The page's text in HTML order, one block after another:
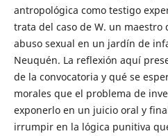
antropológica como testigo
trata del caso de W. un maestro
abuso sexual en un jardín de
Neuquén. La reflexión aquí
de la convocatoria y qué se
morales que el problema de
exponerlo en un juicio oral y
irrumpir en la lógica punitiva